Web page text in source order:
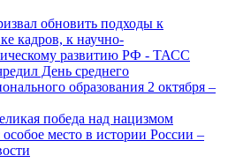
обновить подходы к
кадров, к научно-
развитию РФ - ТАСС
День среднего
образования 2 октября –
победа над нацизмом
особое место в истории России –